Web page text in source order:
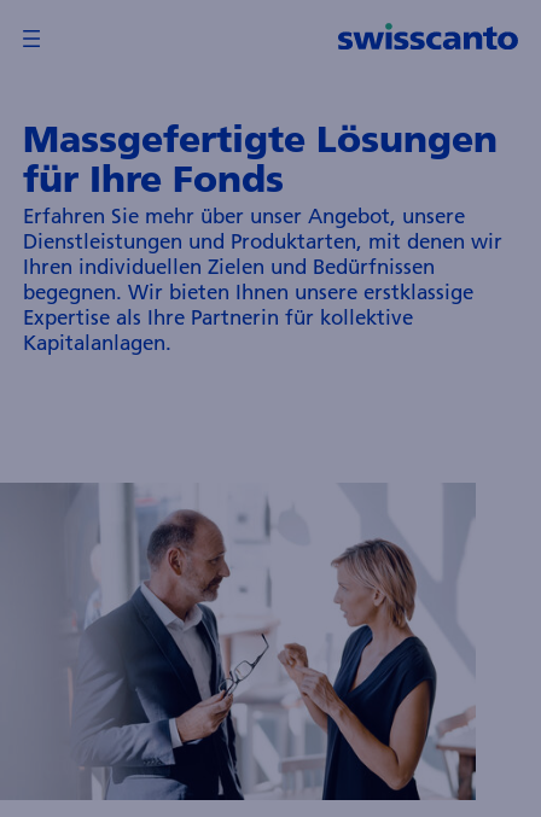
Massgefertigte Lösungen
für Ihre Fonds
Erfahren Sie mehr über unser Angebot, unsere
Dienstleistungen und Produktarten, mit denen wir
Ihren individuellen Zielen und Bedürfnissen
begegnen. Wir bieten Ihnen unsere erstklassige
Expertise als Ihre Partnerin für kollektive
Kapitalanlagen.